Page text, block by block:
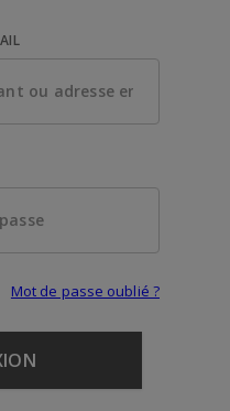
Mot de passe oublié ?